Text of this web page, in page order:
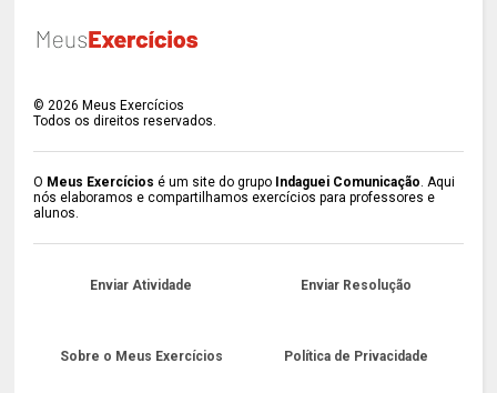
©2026 Meus Exercícios
Todos os direitos reservados.
O Meus Exercícios é um site do grupo Indaguei Comunicação. Aqui
nós elaboramos e compartilhamos exercícios para professores e
alunos.
Enviar Atividade Enviar Resolução
Sobre o Meus Exercícios Política de Privacidade